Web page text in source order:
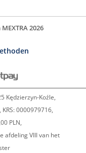
2026
Kędzierzyn-Koźle,
KRS: 0000979716,
PLN,
afdeling VIII van het